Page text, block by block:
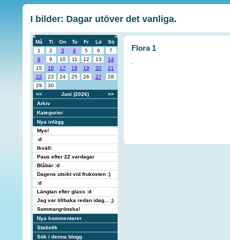
I bilder: Dagar utöver det vanliga.
Må Ti On To Fr Lö
Sö
1
2 3 4 5 6
7
8
9 10 11 12 13
14
15
16 17 18 19 20
21
22
23 24 25 26 27
28
29
30
<<
Juni (2026)
>>
Arkiv
Kategorier
Nya inlägg
Mys!
:d
Ikväll:
Paus efter 22 vardagar
Blåbär :d
Dagens utsikt vid frukosten :)
:d
Längtan efter glass :d
Jag var tillbaka redan idag... ;)
Sommargrönska!
Nya kommentarer
Statistik
Sök i denna blogg
Flora 1
.